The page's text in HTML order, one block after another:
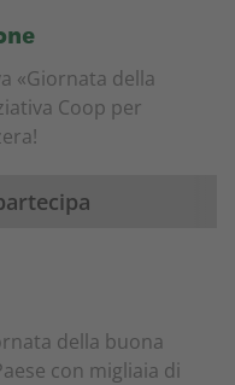
«Giornata della
Coop per
della buona
con migliaia di